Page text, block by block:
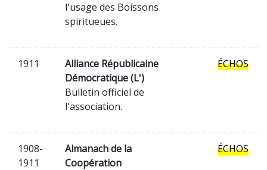
l'usage des Boissons
spiritueues.
1911
Alliance Républicaine
Démocratique (L')
Bulletin officiel de
l'association.
ÉCHOS
1908-
1911
Almanach de la
Coopération
ÉCHOS